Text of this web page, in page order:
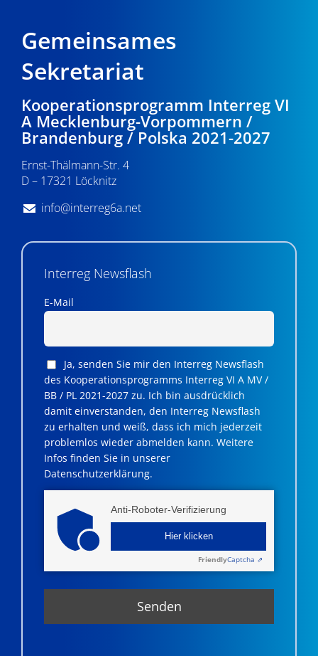
Gemeinsames
Sekretariat
Kooperationsprogramm Interreg VI
A Mecklenburg-Vorpommern /
Brandenburg / Polska 2021-2027
Ernst-Thälmann-Str. 4
D – 17321 Löcknitz
info@interreg6a.net
Interreg Newsflash
E-Mail
Ja, senden Sie mir den Interreg Newsflash
des Kooperationsprogramms Interreg VI A MV /
BB / PL 2021-2027 zu. Ich bin ausdrücklich
damit einverstanden, den Interreg Newsflash
zu erhalten und weiß, dass ich mich jederzeit
problemlos wieder abmelden kann. Weitere
Infos finden Sie in unserer
Datenschutzerklärung.
Anti-Roboter-Verifizierung
Hier klicken
FriendlyCaptcha ⇗